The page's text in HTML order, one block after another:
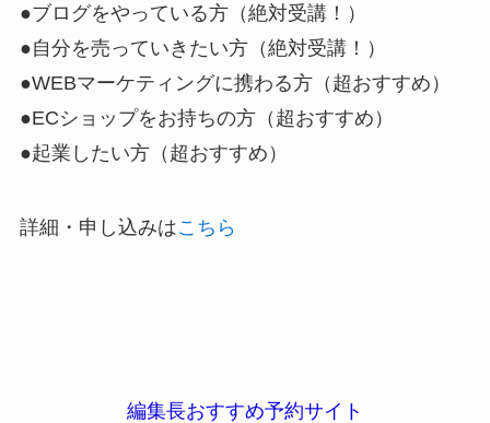
●ブログをやっている方（絶対受講！）
●自分を売っていきたい方（絶対受講！）
●WEBマーケティングに携わる方（超おすすめ）
●ECショップをお持ちの方（超おすすめ）
●起業したい方（超おすすめ）
詳細・申し込みはこちら
編集長おすすめ予約サイト